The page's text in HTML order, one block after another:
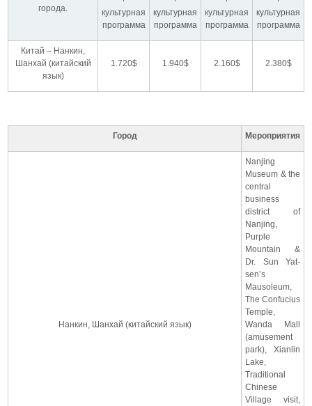
города.
культурная
программа
культурная
программа
культурная
программа
культурная
программа
Китай – Нанкин,
Шанхай (китайский
язык)
1.720$ 1.940$ 2.160$ 2.380$
Город Мероприятия
Нанкин, Шанхай (китайский язык)
Nanjing
Museum & the
central
business
district of
Nanjing,
Purple
Mountain &
Dr. Sun Yat-
sen’s
Mausoleum,
The Confucius
Temple,
Wanda Mall
(amusement
park), Xianlin
Lake,
Traditional
Chinese
Village visit,